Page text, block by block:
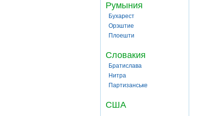
Румыния
Бухарест
Орэштие
Плоешти
Словакия
Братислава
Нитра
Партизанське
США